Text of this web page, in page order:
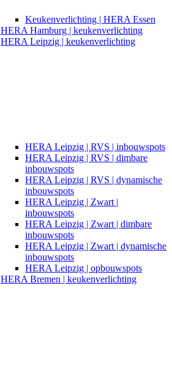
Keukenverlichting | HERA Essen
HERA Hamburg | keukenverlichting
HERA Leipzig | keukenverlichting
HERA Leipzig | RVS | inbouwspots
HERA Leipzig | RVS | dimbare
inbouwspots
HERA Leipzig | RVS | dynamische
inbouwspots
HERA Leipzig | Zwart |
inbouwspots​
HERA Leipzig | Zwart | dimbare
inbouwspots
HERA Leipzig | Zwart | dynamische
inbouwspots
HERA Leipzig | opbouwspots
HERA Bremen | keukenverlichting